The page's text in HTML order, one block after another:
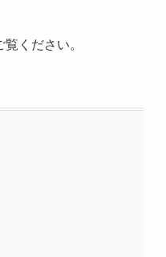
ください。